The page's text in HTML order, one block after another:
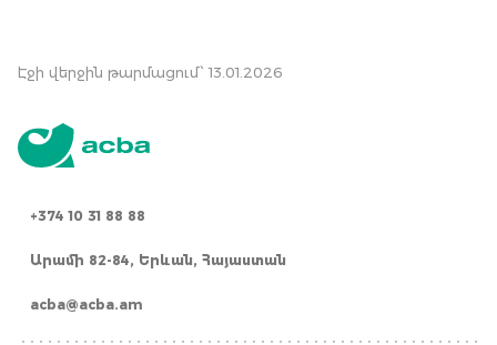
Էջի վերջին թարմացում՝ 13.01.2026
+374 10 31 88 88
Արամի 82-84, Երևան, Հայաստան
acba@acba.am